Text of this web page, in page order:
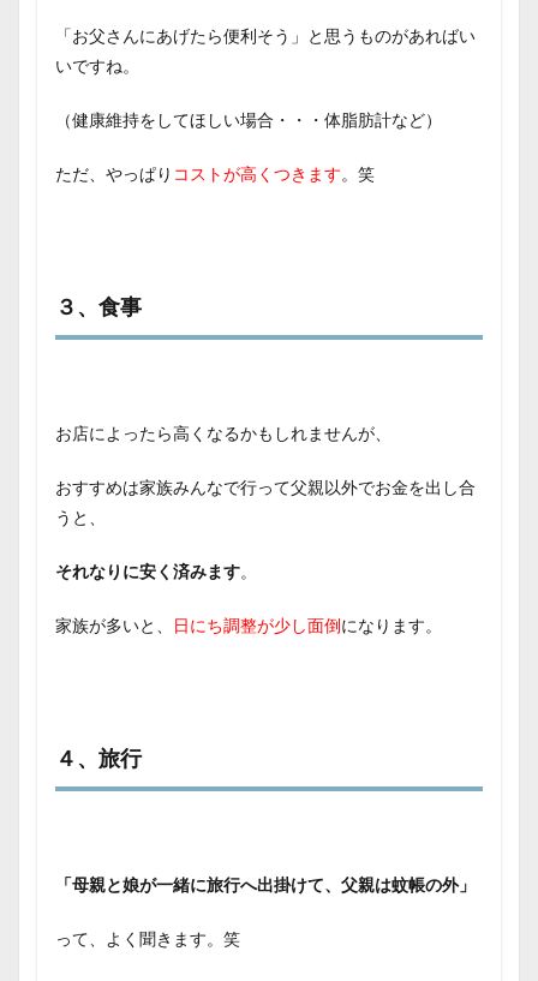
「お父さんにあげたら便利そう」と思うものがあればい
いですね。
（健康維持をしてほしい場合・・・体脂肪計など）
ただ、やっぱり コストが高くつきます。笑
３、食事
お店によったら高くなるかもしれませんが、
おすすめは家族みんなで行って父親以外でお金を出し合
うと、
それなりに安く済みます。
家族が多いと、 日にち調整が少し面倒になります。
４、旅行
「母親と娘が一緒に旅行へ出掛けて、父親は蚊帳の外」
って、よく聞きます。笑